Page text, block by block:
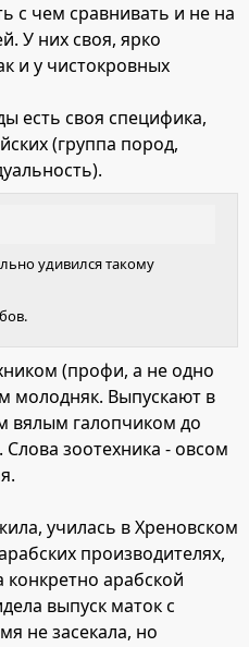
с чем сравнивать и не на
У них своя, ярко
и у чистокровных
есть своя специфика,
(группа пород,
удивился такому
(профи, а не одно
молодняк. Выпускают в
вялым галопчиком до
Слова зоотехника - овсом
училась в Хреновском
производителях,
арабской
выпуск маток с
не засекала, но